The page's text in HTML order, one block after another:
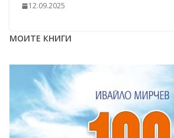
12.09.2025
МОИТЕ КНИГИ